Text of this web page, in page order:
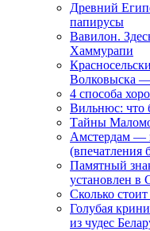
Древний
папирусы
Вавилон.
Хаммурапи
Волковыска —
4 способа
Вильнюс: что
Тайны
Амстердам —
(впечатления
Памятный
установлен в
Сколько
Голубая
из чудес